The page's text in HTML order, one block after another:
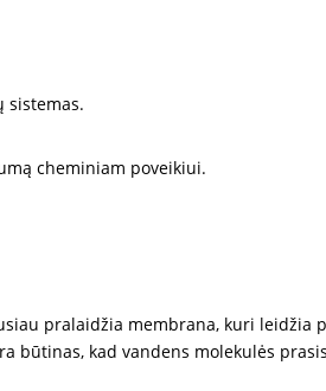
sistemas.
cheminiam poveikiui.
pralaidžia membrana, kuri leidžia
būtinas, kad vandens molekulės